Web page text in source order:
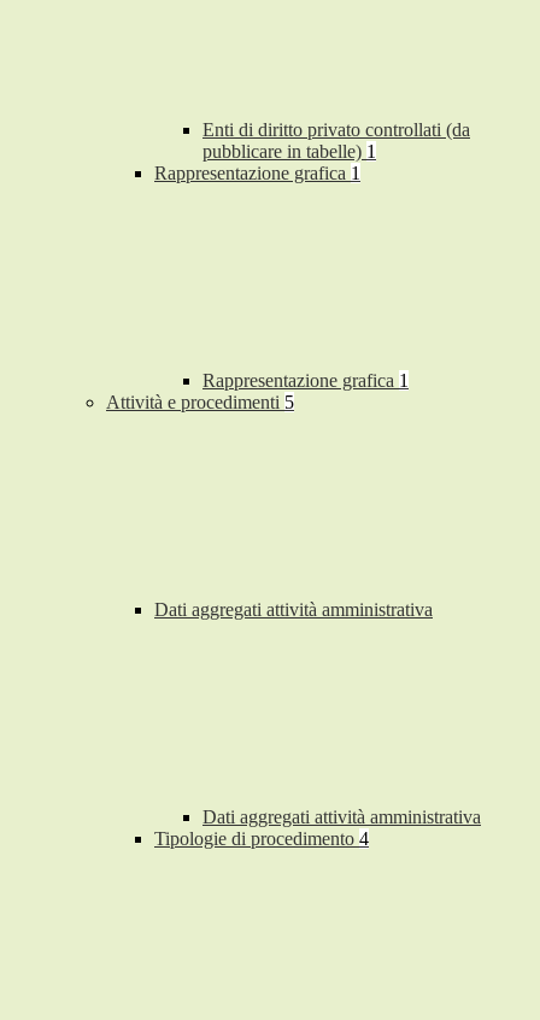
Enti di diritto privato controllati (da
pubblicare in tabelle) 1
Rappresentazione grafica 1
Rappresentazione grafica 1
Attività e procedimenti 5
Dati aggregati attività amministrativa
Dati aggregati attività amministrativa
Tipologie di procedimento 4